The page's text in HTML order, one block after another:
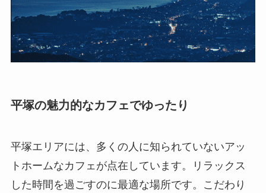
平塚の魅力的なカフェでゆったり
平塚エリアには、多くの人に知られていないアッ
トホームなカフェが点在しています。リラックス
した時間を過ごすのに最適な場所です。こだわり